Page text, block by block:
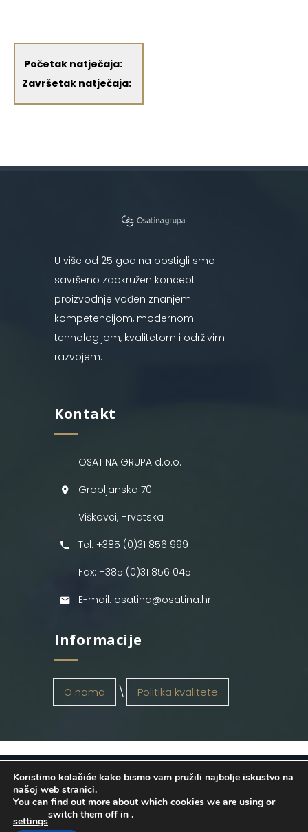
'Početak natječaja:
Završetak natječaja:
U više od 25 godina postigli smo
savršeno zaokružen koncept
proizvodnje vođen znanjem i
kompetencijom, modernom
tehnologijom, kvalitetom i održivim
razvojem.
Kontakt
OSATINA GRUPA d.o.o.
Grobljanska 70
Viškovci, Hrvatska
Tel: +385 (0)31 856 999
Fax: +385 (0)31 856 045
E-mail: osatina@osatina.hr
Informacije
O nama Politika kvalitete
OSATINA GRUPA d.o.o. 2026
. Configured
byINFOS Osijek. Sva prava pridržana.
Koristimo kolačiće kako bismo vam pružili najbolje iskustvo na
našoj web stranici.
You can find out more about which cookies we are using or
switch them off in
settings
.